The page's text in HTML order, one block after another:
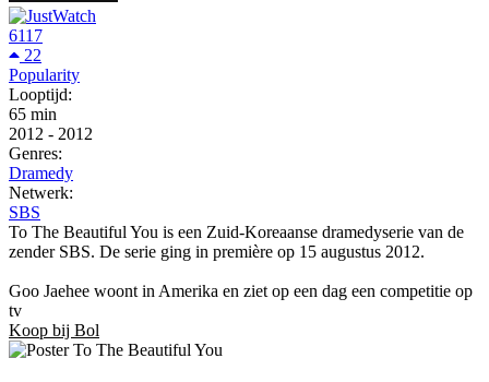
6117
22
Popularity
Looptijd:
65 min
2012 - 2012
Genres:
Dramedy
Netwerk:
SBS
To The Beautiful You is een Zuid-Koreaanse dramedyserie van de
zender SBS. De serie ging in première op 15 augustus 2012.
Goo Jaehee woont in Amerika en ziet op een dag een competitie op
tv
Koop bij Bol